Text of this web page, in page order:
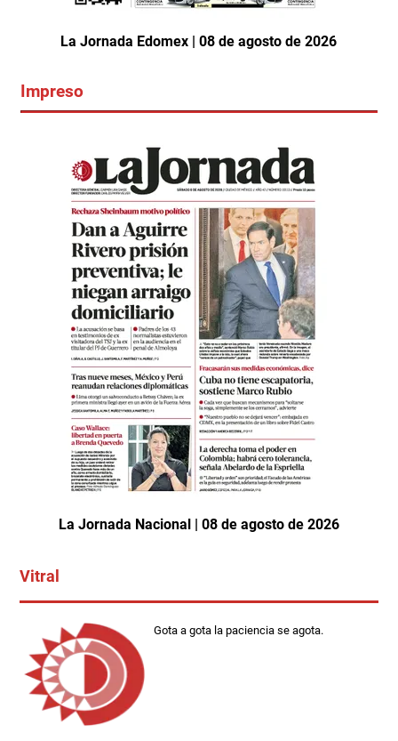
La Jornada Edomex | 08 de agosto de 2026
Impreso
La Jornada Nacional | 08 de agosto de 2026
Vitral
Gota a gota la paciencia se agota.